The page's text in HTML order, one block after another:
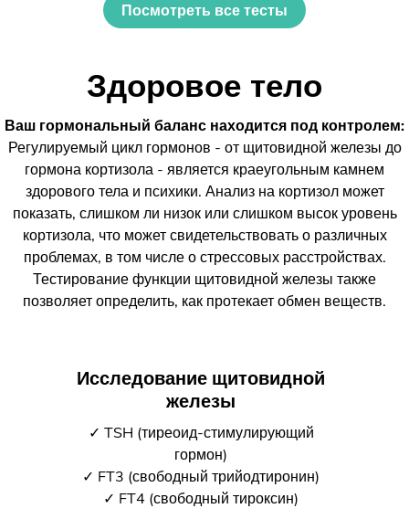
Посмотреть все тесты
Здоровое тело
Ваш гормональный баланс находится под контролем:
Регулируемый цикл гормонов - от щитовидной железы до
гормона кортизола - является краеугольным камнем
здорового тела и психики. Анализ на кортизол может
показать, слишком ли низок или слишком высок уровень
кортизола, что может свидетельствовать о различных
проблемах, в том числе о стрессовых расстройствах.
Тестирование функции щитовидной железы также
позволяет определить, как протекает обмен веществ.
Исследование щитовидной
железы
✓ TSH (тиреоид-стимулирующий
гормон)
✓ FT3 (свободный трийодтиронин)
✓ FT4 (свободный тироксин)